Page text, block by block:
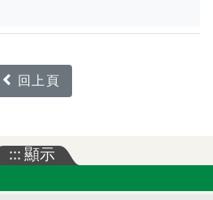
回上頁
:::顯示